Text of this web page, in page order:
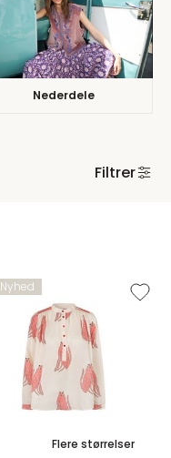
Nederdele
Filtrer
Nyhed
Flere størrelser